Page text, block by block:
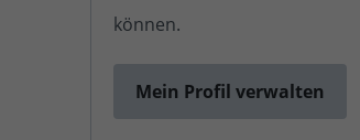
können.
Mein Profil verwalten